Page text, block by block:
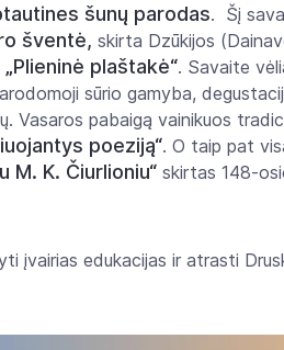
šunų parodas. Šį
šventė, skirta Dzūkijos
plaštakė“. Savaite
sūrio gamyba,
Vasaros pabaigą vainikuos
poeziją“. O taip pat
M. K. Čiurlioniu“ skirtas 148-
įvairias edukacijas ir atrasti